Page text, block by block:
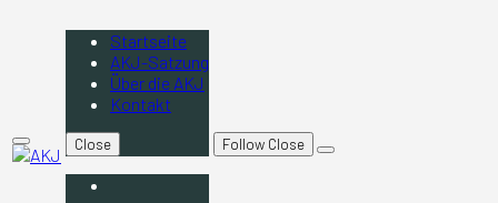
Primary
Menu
Startseite
AKJ-Satzung
Über die AKJ
Kontakt
Close Follow Close
open